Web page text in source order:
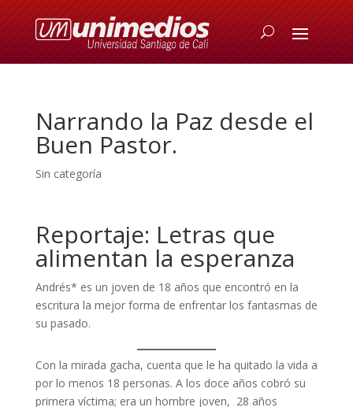
Narrando la Paz desde el
Buen Pastor.
Sin categoría
Reportaje: Letras que
alimentan la esperanza
Andrés* es un joven de 18 años que encontró en la
escritura la mejor forma de enfrentar los fantasmas de
su pasado.
Con la mirada gacha, cuenta que le ha quitado la vida a
por lo menos 18 personas. A los doce años cobró su
primera víctima; era un hombre joven, 28 años